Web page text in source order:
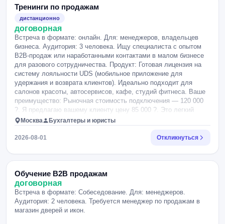
Тренинги по продажам
дистанционно
договорная
Встреча в формате: онлайн. Для: менеджеров, владельцев
бизнеса. Аудитория: 3 человека. Ищу специалиста с опытом
B2В-продаж или наработанными контактами в малом бизнесе
для разового сотрудничества. Продукт: Готовая лицензия на
систему лояльности UDS (мобильное приложение для
удержания и возврата клиентов). Идеально подходит для
салонов красоты, автосервисов, кафе, студий фитнеса. Ваше
преимущество: Рыночная стоимость подключения — 120 000
?. Я предлагаю вашему клиенту цену 85 000 ?. Это легкий
аргумент для закрытия сделки.
Москва Бухгалтеры и юристы
2026-08-01 Откликнуться
Обучение B2B продажам
договорная
Встреча в формате: Собеседование. Для: менеджеров.
Аудитория: 2 человека. Требуется менеджер по продажам в
магазин дверей и икон.